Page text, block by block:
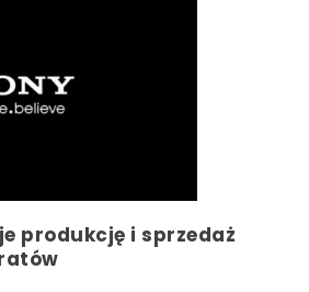
produkcję i sprzedaż